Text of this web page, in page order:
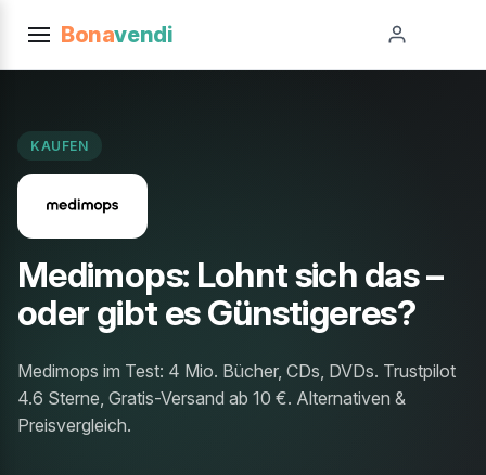
Bonavendi
KAUFEN
Medimops: Lohnt sich das –
oder gibt es Günstigeres?
Medimops im Test: 4 Mio. Bücher, CDs, DVDs. Trustpilot
4.6 Sterne, Gratis-Versand ab 10 €. Alternativen &
Preisvergleich.